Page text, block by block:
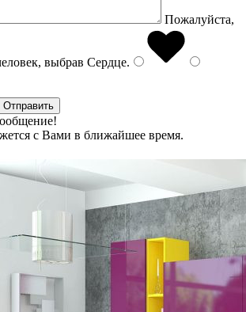
Пожалуйста,
выбрав Сердце.
с Вами в ближайшее время.